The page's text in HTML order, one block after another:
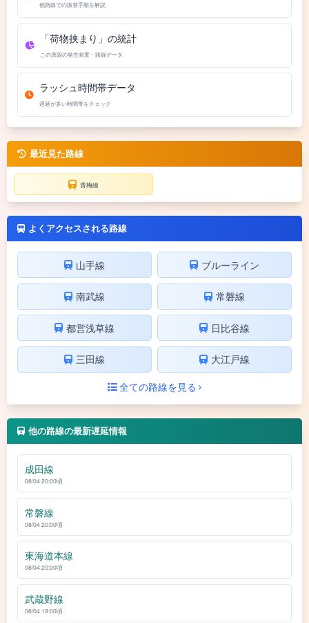
他路線での振替手順を解説
「荷物挟まり」の統計
この原因の発生頻度・路線データ
ラッシュ時間帯データ
遅延が多い時間帯をチェック
最近見た路線
青梅線
よくアクセスされる路線
山手線 ブルーライン
南武線 常磐線
都営浅草線 日比谷線
三田線
大江戸線
全ての路線を見る
他の路線の最新遅延情報
成田線
08/04 20:00頃
常磐線
08/04 20:00頃
東海道本線
08/04 20:00頃
武蔵野線
08/04 19:00頃